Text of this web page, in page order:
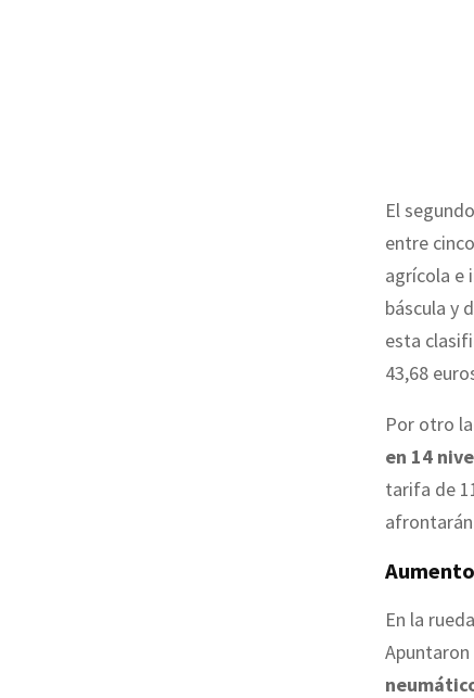
El
entre
agrícola e
báscula y
esta
43,68
Por otro
en 14
tarifa de
afrontarán
En la
Apuntaron